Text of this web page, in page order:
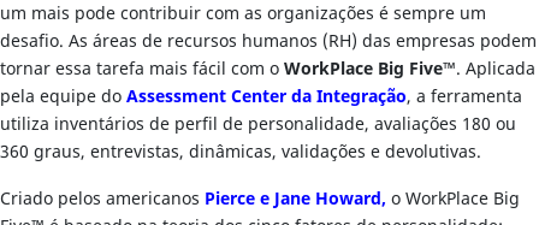
um mais pode contribuir com as organizações é sempre um
desafio. As áreas de recursos humanos (RH) das empresas podem
tornar essa tarefa mais fácil com oWorkPlace Big Five™. Aplicada
pela equipe doAssessment Center da Integração, a ferramenta
utiliza inventários de perfil de personalidade, avaliações 180 ou
360 graus, entrevistas, dinâmicas, validações e devolutivas.
Criado pelos americanos Pierce e Jane Howard, o WorkPlace Big